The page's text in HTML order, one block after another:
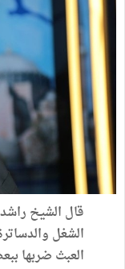
قال الشيخ
الشغل
العبث ضربها